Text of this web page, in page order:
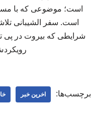
است؛ موضوعی که با
است. سفر الشیبانی
شرایطی که بیروت در پی
برچسب‌ها: اخرین خبر